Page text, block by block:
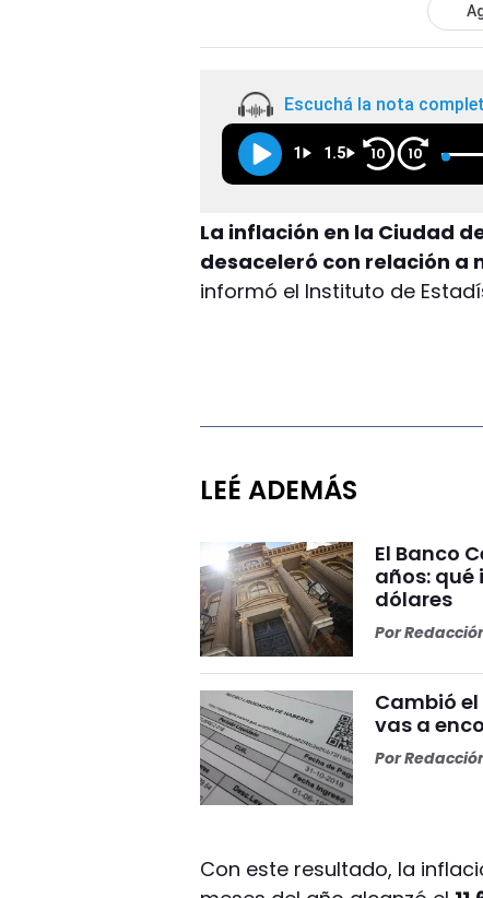
Escuchá la nota
1 1.5 10 10
La inflación en la Ciudad
desaceleró con relación a
informó el Instituto de
LEÉ ADEMÁS
El Banco
años: qué
dólares
Por
Cambió
vas a
Por
Con este resultado, la